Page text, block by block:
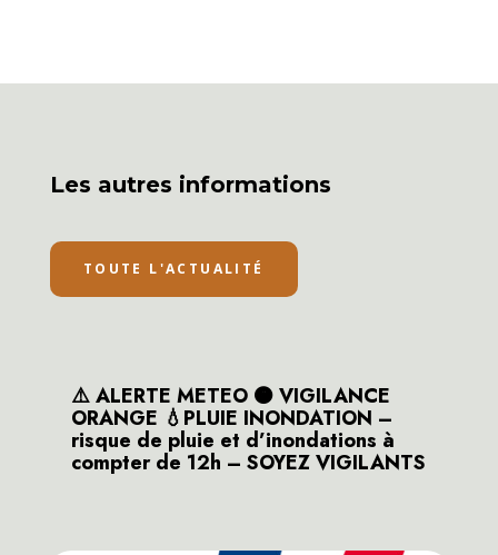
Les autres informations
TOUTE L'ACTUALITÉ
⚠️ ALERTE METEO 🟠 VIGILANCE
ORANGE 💧PLUIE INONDATION –
risque de pluie et d’inondations à
compter de 12h – SOYEZ VIGILANTS